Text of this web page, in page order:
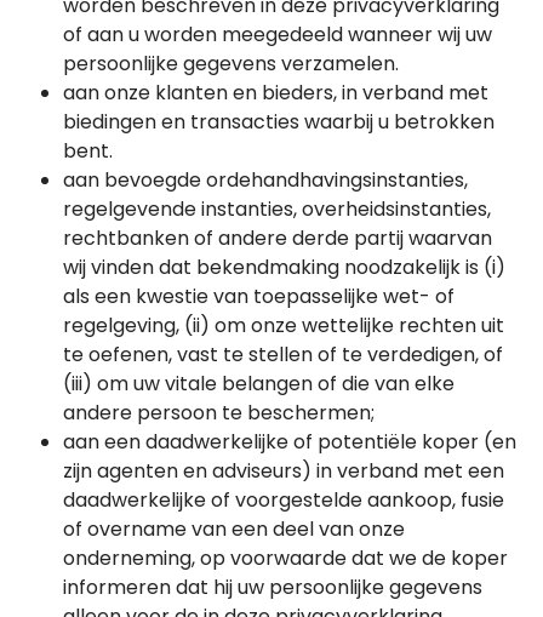
of aan u worden meegedeeld wanneer wij uw
persoonlijke gegevens verzamelen.
aan onze klanten en bieders, in verband met
biedingen en transacties waarbij u betrokken
bent.
aan bevoegde ordehandhavingsinstanties,
regelgevende instanties, overheidsinstanties,
rechtbanken of andere derde partij waarvan
wij vinden dat bekendmaking noodzakelijk is (i)
als een kwestie van toepasselijke wet- of
regelgeving, (ii) om onze wettelijke rechten uit
te oefenen, vast te stellen of te verdedigen, of
(iii) om uw vitale belangen of die van elke
andere persoon te beschermen;
aan een daadwerkelijke of potentiële koper (en
zijn agenten en adviseurs) in verband met een
daadwerkelijke of voorgestelde aankoop, fusie
of overname van een deel van onze
onderneming, op voorwaarde dat we de koper
informeren dat hij uw persoonlijke gegevens